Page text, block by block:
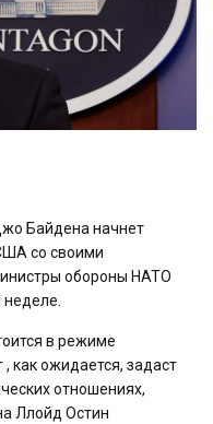
Байдена начнет
со своими
обороны НАТО
неделе.
в режиме
как ожидается, задаст
отношениях,
Ллойд Остин